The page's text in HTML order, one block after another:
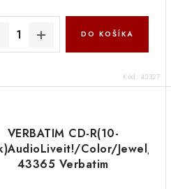
DO KOŠÍKA
Kód: 43327
VERBATIM CD-R(10-
Color/Jewel/80m
43365 Verbatim